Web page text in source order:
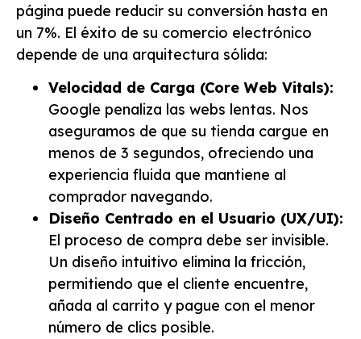
página puede reducir su conversión hasta en
un 7%. El éxito de su comercio electrónico
depende de una arquitectura sólida:
Velocidad de Carga (Core Web Vitals):
Google penaliza las webs lentas. Nos
aseguramos de que su tienda cargue en
menos de 3 segundos, ofreciendo una
experiencia fluida que mantiene al
comprador navegando.
Diseño Centrado en el Usuario (UX/UI):
El proceso de compra debe ser invisible.
Un diseño intuitivo elimina la fricción,
permitiendo que el cliente encuentre,
añada al carrito y pague con el menor
número de clics posible.